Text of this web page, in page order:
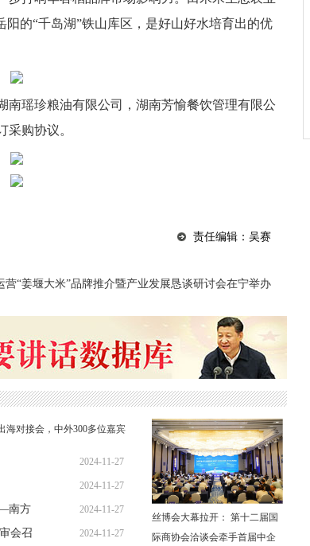
的“千岛湖”铁山库区，是好山好水培育出的优
南瑶珍粮油有限公司，湖南芳愉餐饮管理有限公
购协议。
责任编辑：吴赛
营“姜堰大米”品牌推介暨产业发展恳谈研讨会在宁举办
海对接会，中外300多位嘉宾
2024-11-27
2024-11-27
南方
2024-11-27
会召 2024-11-27
丝博会大幕拉开： 第十二届国
际商协会洽谈会牵手首届中企